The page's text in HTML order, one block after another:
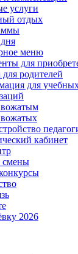
услуги
отдых
меню
для
родителей
для
вожатым
кабинет
смены
2026